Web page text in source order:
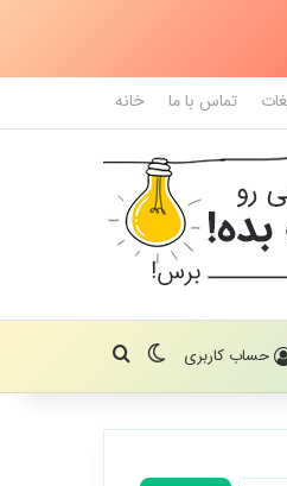
تماس با ما خانه
حساب کاربری تغییر پوسته
جستجو برای